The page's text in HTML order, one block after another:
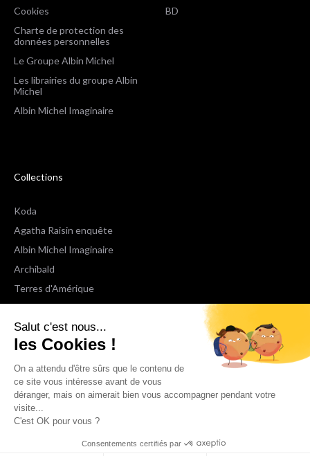
Salut c'est nous...
les Cookies !
On a attendu d'être sûrs que le contenu de
ce site vous intéresse avant de vous
déranger, mais on aimerait bien vous accompagner pendant votre
visite...
C'est OK pour vous ?
Consentements certifiés par
Cookies
Charte de protection des
données personnelles
Le Groupe Albin Michel
Les librairies du groupe Albin
Michel
Albin Michel Imaginaire
BD
Collections
Koda
Agatha Raisin enquête
Albin Michel Imaginaire
Archibald
Terres d'Amérique
Espaces Libres Poche
NOX
Wiz
Voir toutes les collections
Nous suivre